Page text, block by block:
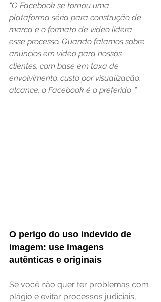
“O Facebook se tornou uma
plataforma séria para construção de
marca e o formato de vídeo lidera
esse processo. Quando falamos sobre
anúncios em vídeo para nossos
clientes, com base em taxa de
envolvimento, custo por visualização,
alcance, o Facebook é o preferido. ”
O perigo do uso indevido de
imagem: use imagens
autênticas e originais
Se você não quer ter problemas com
plágio e evitar processos judiciais,